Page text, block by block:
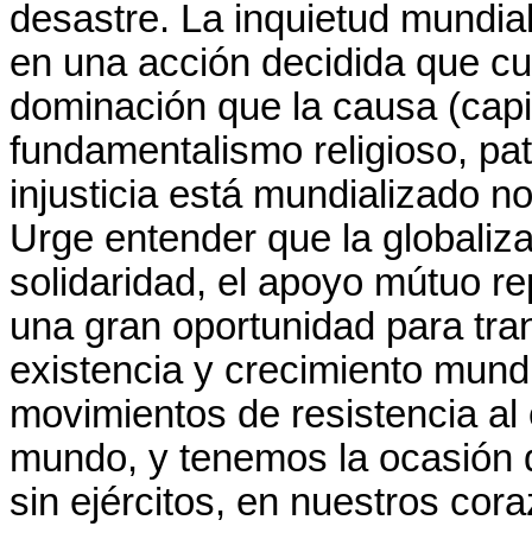
desastre. La inquietud
en una acción decidida que
dominación que la causa
fundamentalismo religioso,
injusticia está mundializado
Urge entender que la
solidaridad, el apoyo mútuo
una gran oportunidad para
existencia y crecimiento
movimientos de resistencia
mundo, y tenemos la
sin ejércitos, en nuestros